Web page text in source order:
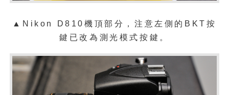
▲ Nikon D810機頂部分，注意左側的BKT按
鍵已改為測光模式按鍵。